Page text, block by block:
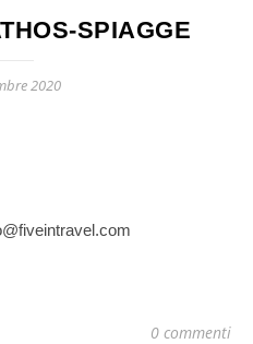
SPIAGGE
2020
0 commenti